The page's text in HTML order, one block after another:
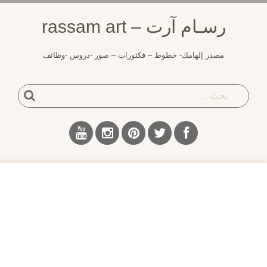
رسـام آرت – rassam art
مصدر إلهامك- خطوط – فكتورات – صور -دروس -وظائف